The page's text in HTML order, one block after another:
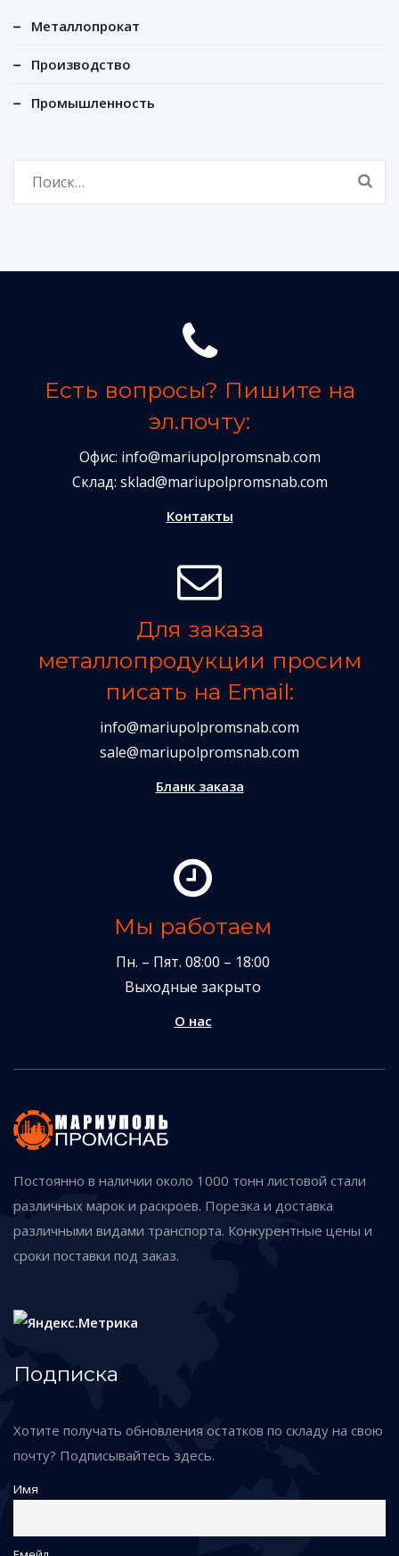
Металлопрокат
Производство
Промышленность
Есть вопросы? Пишите на
эл.почту:
Офис: info@mariupolpromsnab.com
Склад: sklad@mariupolpromsnab.com
Контакты
Для заказа
металлопродукции просим
писать на Email:
info@mariupolpromsnab.com
sale@mariupolpromsnab.com
Бланк заказа
Мы работаем
Пн. – Пят. 08:00 – 18:00
Выходные закрыто
О нас
Постоянно в наличии около 1000 тонн листовой стали
различных марок и раскроев. Порезка и доставка
различными видами транспорта. Конкурентные цены и
сроки поставки под заказ.
Подписка
Хотите получать обновления остатков по складу на свою
почту? Подписывайтесь здесь.
Имя